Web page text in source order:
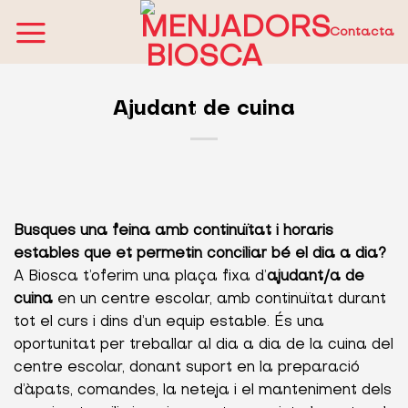
Contacta
Ajudant de cuina
Busques una feina amb continuïtat i horaris
estables que et permetin conciliar bé el dia a dia?
A Biosca t’oferim una plaça fixa d’ajudant/a de
cuina en un centre escolar, amb continuïtat durant
tot el curs i dins d’un equip estable. És una
oportunitat per treballar al dia a dia de la cuina del
centre escolar, donant suport en la preparació
d’àpats, comandes, la neteja i el manteniment dels